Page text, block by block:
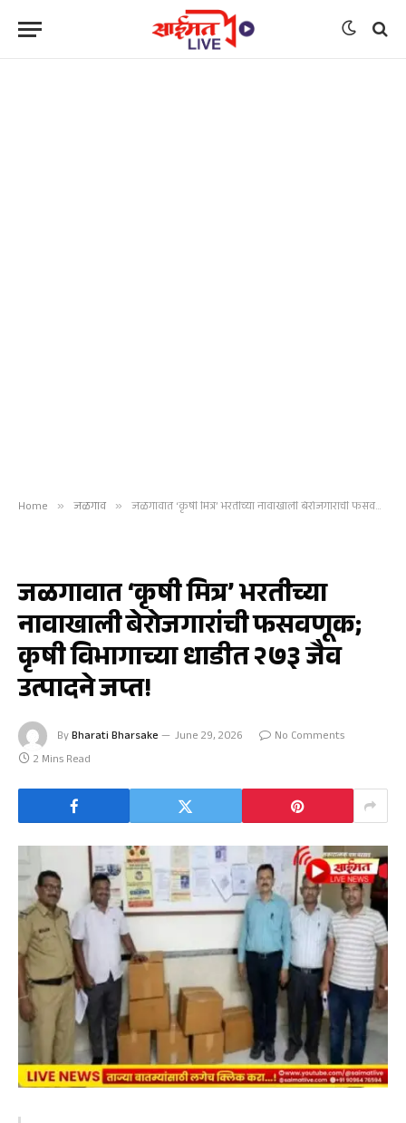
Home » जळगाव » जळगावात ‘कृषी मित्र’ भरतीच्या नावाखाली बेरोजगारांची फसवणूक; कृषी विभागाच्या धाडीत २७३ जैव उत्पादने जप्त!
जळगावात ‘कृषी मित्र’ भरतीच्या
नावाखाली बेरोजगारांची फसवणूक;
कृषी विभागाच्या धाडीत २७३ जैव
उत्पादने जप्त!
ByBharati Bharsake June 29, 2026
No Comments
2 Mins Read